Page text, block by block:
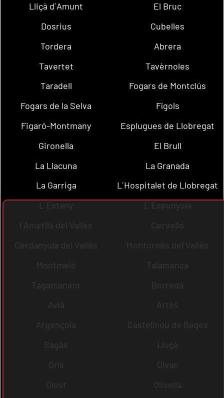
Lliçà d´Amunt
El Bruc
Dosrius
Cubelles
Tordera
Abrera
Tavertet
Tavèrnoles
Taradell
Fogars de Montclús
Fogars de la Selva
Fígols
Figaró-Montmany
Esplugues de Llobregat
Gironella
El Brull
La Llacuna
La Granada
La Garriga
L´Hospitalet de Llobregat
L´Estany
L´Espunyola
l´Ametlla del Vallès
Cervelló
Cerdanyola del Vallès
Montornès del Vallès
Montmeló
Talamanca
Tagamanent
Borredà
Avià
Artés
Argençola
Castellnou de Bages
Sagàs
Lluçà
Orís
Olvan
Olost
Olivella